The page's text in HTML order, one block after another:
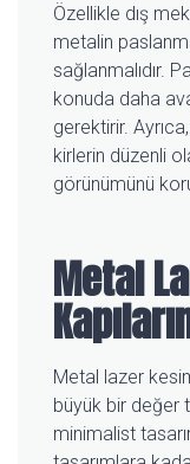
Özellikle dış
metalin
sağlanmalıdır.
konuda daha
gerektirir.
kirlerin düzenli
görünümünü
Metal
Metal lazer
büyük bir değer
minimalist